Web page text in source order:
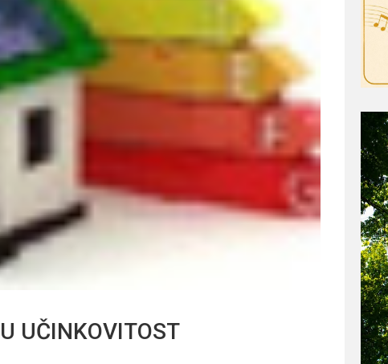
UČINKOVITOST